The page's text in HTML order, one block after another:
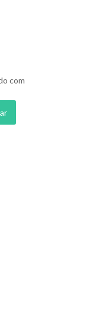
com